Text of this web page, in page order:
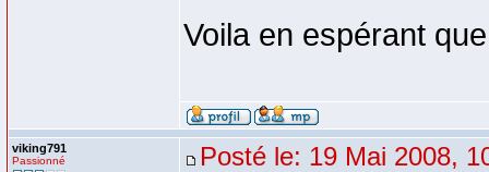
Voila en espérant
viking791
Passionné Posté le: 19 Mai 2008,